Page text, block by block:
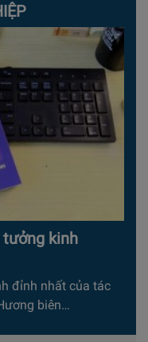
tưởng kinh
đỉnh nhất của tác
biên…